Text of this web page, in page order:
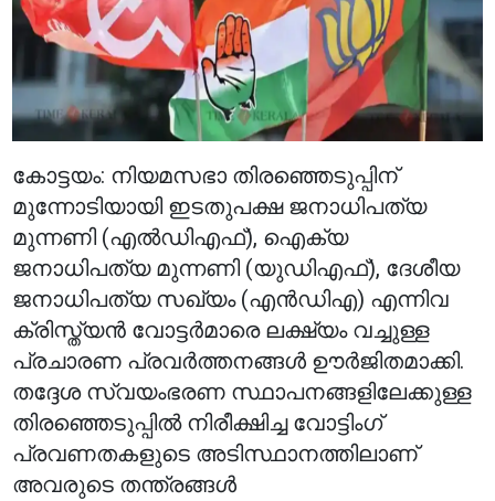
കോട്ടയം: നിയമസഭാ തിരഞ്ഞെടുപ്പിന്
മുന്നോടിയായി ഇടതുപക്ഷ ജനാധിപത്യ
മുന്നണി (എൽഡിഎഫ്), ഐക്യ
ജനാധിപത്യ മുന്നണി (യുഡിഎഫ്), ദേശീയ
ജനാധിപത്യ സഖ്യം (എൻഡിഎ) എന്നിവ
ക്രിസ്ത്യൻ വോട്ടർമാരെ ലക്ഷ്യം വച്ചുള്ള
പ്രചാരണ പ്രവർത്തനങ്ങൾ ഊർജിതമാക്കി.
തദ്ദേശ സ്വയംഭരണ സ്ഥാപനങ്ങളിലേക്കുള്ള
തിരഞ്ഞെടുപ്പിൽ നിരീക്ഷിച്ച വോട്ടിംഗ്
പ്രവണതകളുടെ അടിസ്ഥാനത്തിലാണ്
അവരുടെ തന്ത്രങ്ങൾ